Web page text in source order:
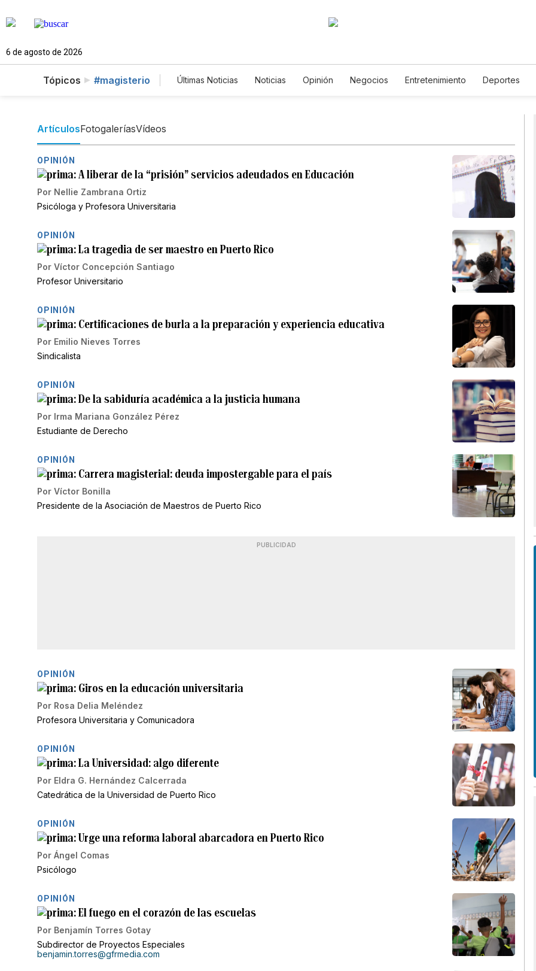
6 de agosto de 2026
Tópicos #magisterio Últimas Noticias Noticias Opinión Negocios Entretenimiento Deportes
ArtículosFotogaleríasVídeos
OPINIÓN
A liberar de la “prisión” servicios adeudados en Educación
Por Nellie Zambrana Ortiz
Psicóloga y Profesora Universitaria
OPINIÓN
La tragedia de ser maestro en Puerto Rico
Por Víctor Concepción Santiago
Profesor Universitario
OPINIÓN
Certificaciones de burla a la preparación y experiencia educativa
Por Emilio Nieves Torres
Sindicalista
OPINIÓN
De la sabiduría académica a la justicia humana
Por Irma Mariana González Pérez
Estudiante de Derecho
OPINIÓN
Carrera magisterial: deuda impostergable para el país
Por Víctor Bonilla
Presidente de la Asociación de Maestros de Puerto Rico
PUBLICIDAD
OPINIÓN
Giros en la educación universitaria
Por Rosa Delia Meléndez
Profesora Universitaria y Comunicadora
OPINIÓN
La Universidad: algo diferente
Por Eldra G. Hernández Calcerrada
Catedrática de la Universidad de Puerto Rico
OPINIÓN
Urge una reforma laboral abarcadora en Puerto Rico
Por Ángel Comas
Psicólogo
OPINIÓN
El fuego en el corazón de las escuelas
Por Benjamín Torres Gotay
Subdirector de Proyectos Especiales
benjamin.torres@gfrmedia.com